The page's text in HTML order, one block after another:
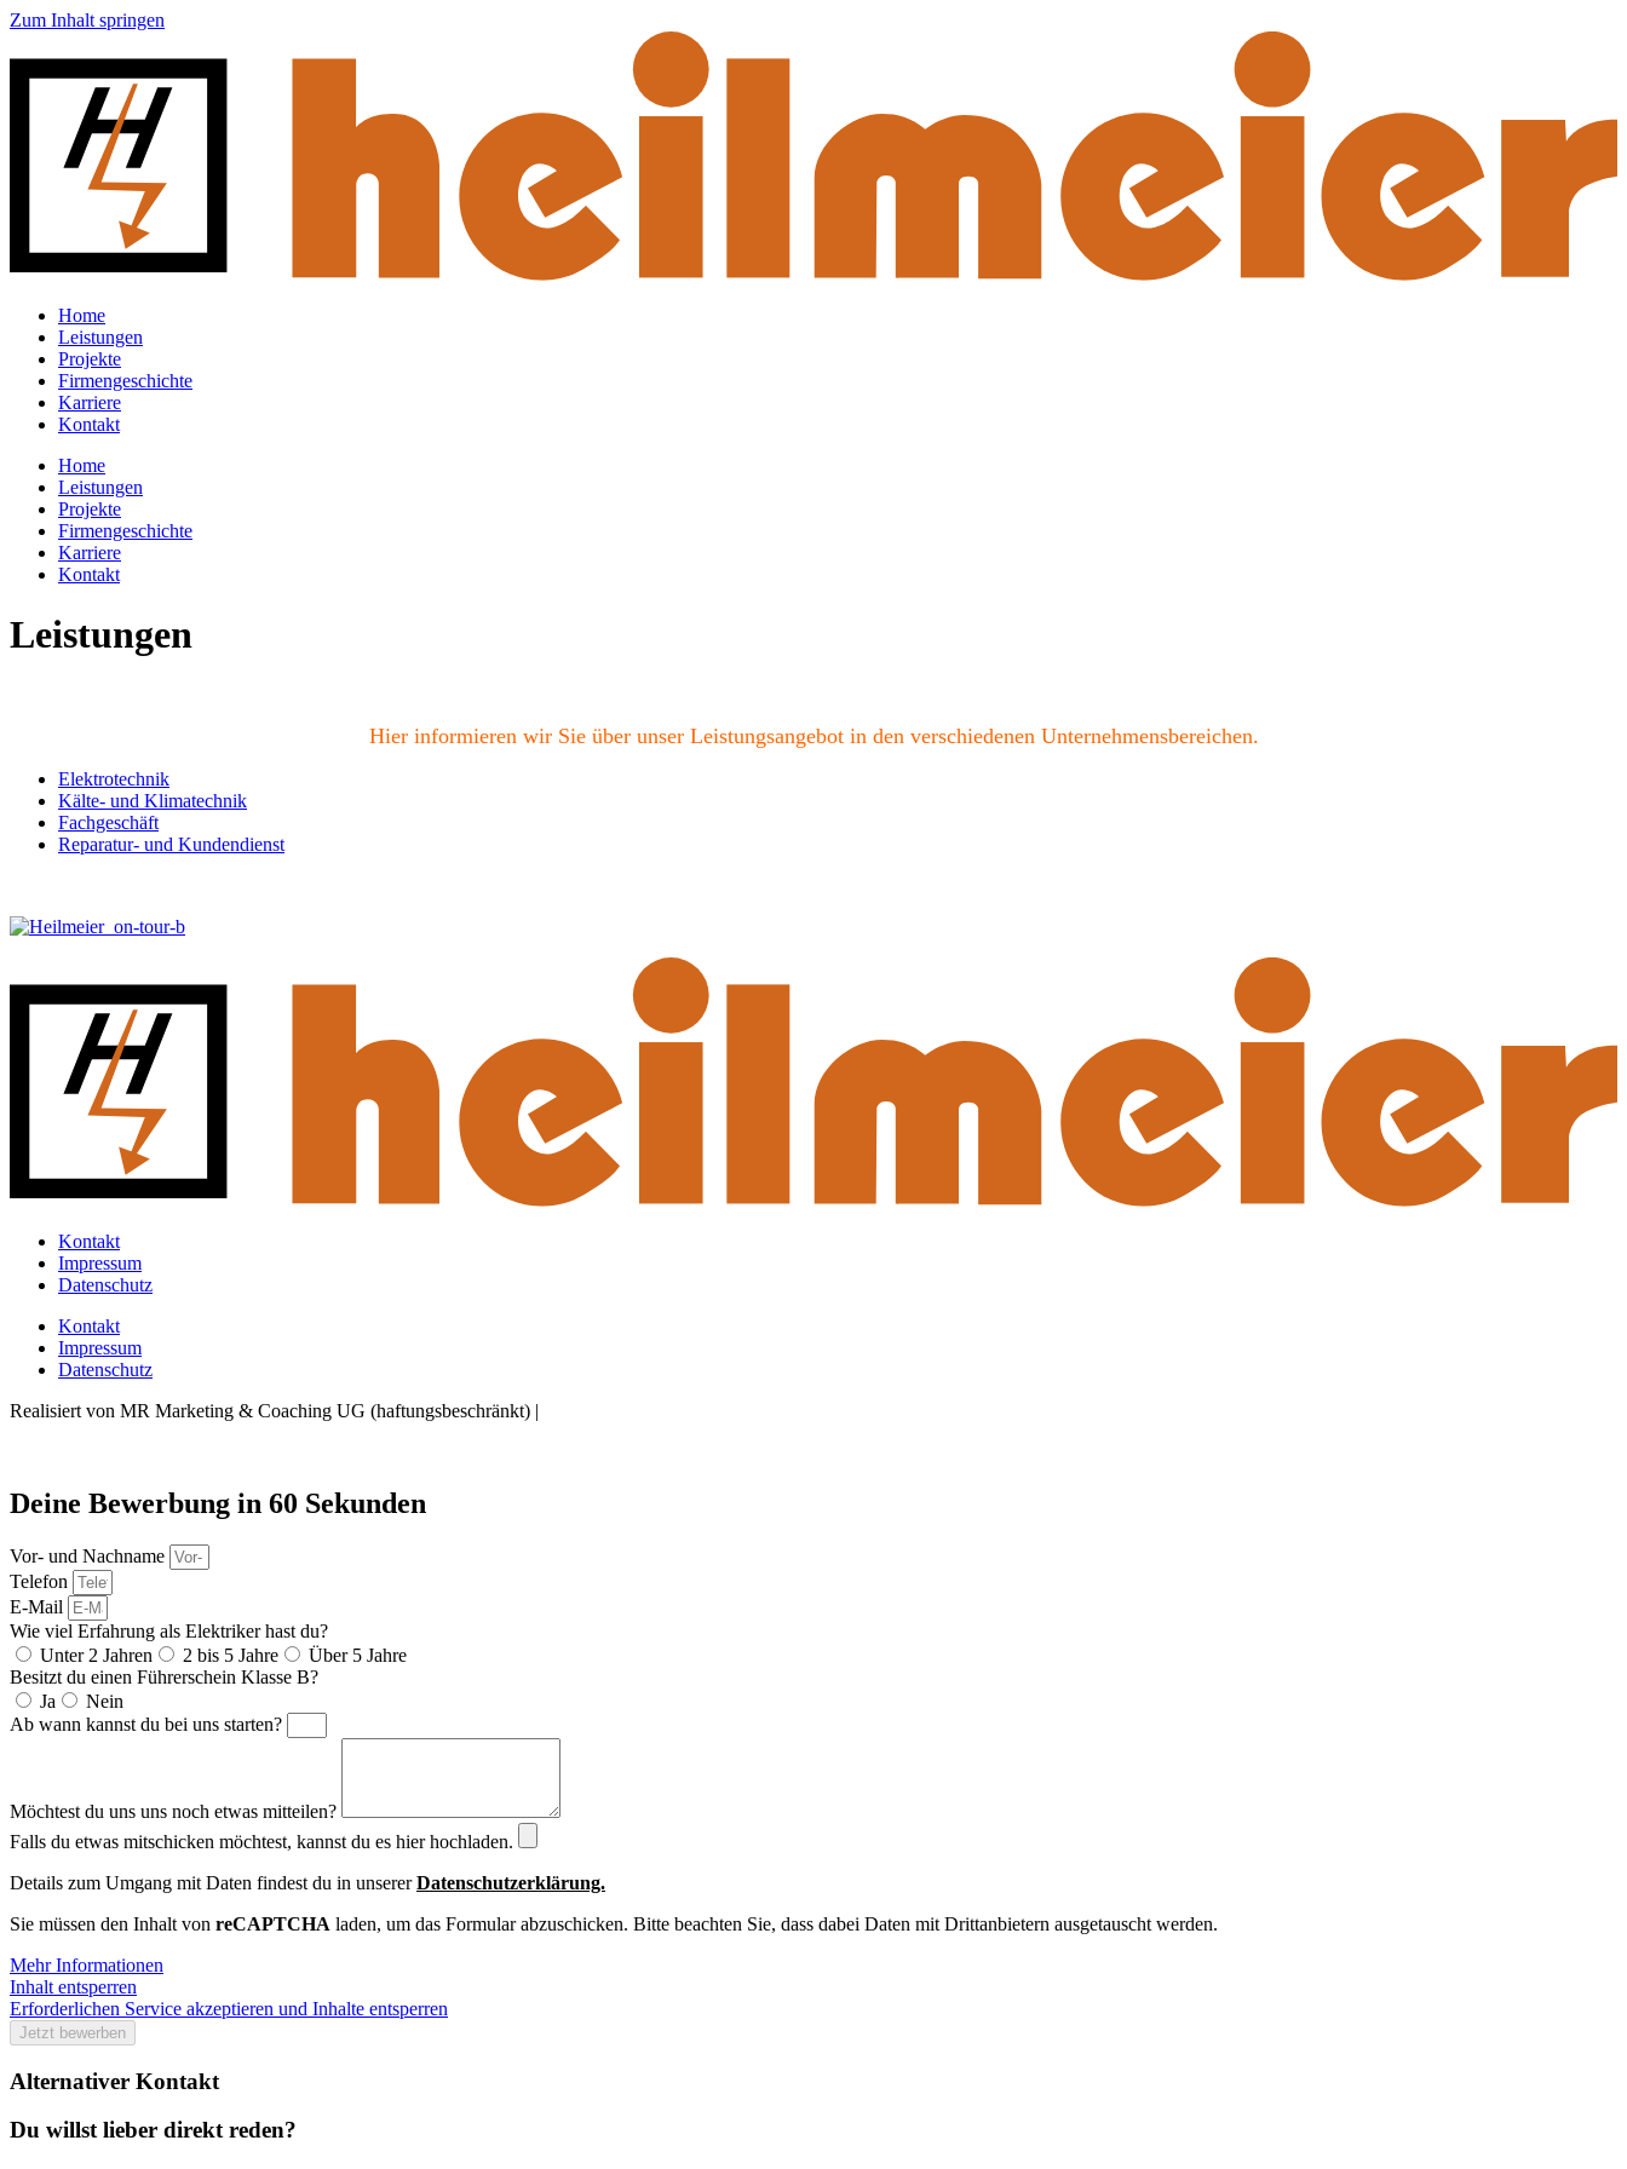
Zum Inhalt springen
Home
Leistungen
Projekte
Firmengeschichte
Karriere
Kontakt
Home
Leistungen
Projekte
Firmengeschichte
Karriere
Kontakt
Leistungen
Hier informieren wir Sie über unser Leistungsangebot in den verschiedenen Unternehmensbereichen.
Elektrotechnik
Kälte- und Klimatechnik
Fachgeschäft
Reparatur- und Kundendienst
Kontakt
Impressum
Datenschutz
Kontakt
Impressum
Datenschutz
Realisiert von MR Marketing & Coaching UG (haftungsbeschränkt) |
Deine Bewerbung in 60 Sekunden
Vor- und Nachname
Telefon
E-Mail
Wie viel Erfahrung als Elektriker hast du?
Unter 2 Jahren
2 bis 5 Jahre
Über 5 Jahre
Besitzt du einen Führerschein Klasse B?
Ja
Nein
Ab wann kannst du bei uns starten?
Möchtest du uns uns noch etwas mitteilen?
Falls du etwas mitschicken möchtest, kannst du es hier hochladen.
Details zum Umgang mit Daten findest du in unsererDatenschutzerklärung.
Sie müssen den Inhalt von reCAPTCHA laden, um das Formular abzuschicken. Bitte beachten Sie, dass dabei Daten mit Drittanbietern ausgetauscht werden.
Mehr Informationen
Inhalt entsperren
Erforderlichen Service akzeptieren und Inhalte entsperren
Jetzt bewerben
Alternativer Kontakt
Du willst lieber direkt reden?